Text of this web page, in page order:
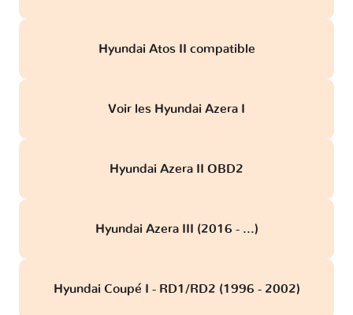
Hyundai Atos II compatible
Voir les Hyundai Azera I
Hyundai Azera II OBD2
Hyundai Azera III (2016 - ...)
Hyundai Coupé I - RD1/RD2 (1996 - 2002)